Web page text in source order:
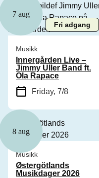
7 aug
Fri adgang
Musikk
Innergården Live –
Jimmy Uller Band ft.
Ola Rapace
Friday, 7/8
8 aug
Musikk
Østergötlands
Musikdager 2026